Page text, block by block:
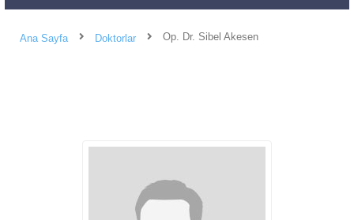
Ana Sayfa Doktorlar Op. Dr. Sibel Akesen